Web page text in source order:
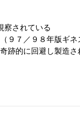
察されている
９７／９８年版ギネ
跡的に回避し製造さ